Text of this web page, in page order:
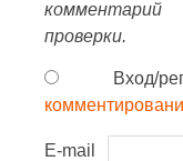
проверки.
Вход/
E-mail